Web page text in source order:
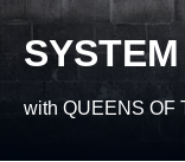
with QUEENS OF